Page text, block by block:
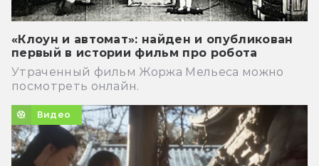
«Клоун и автомат»: найден и опубликован
первый в истории фильм про робота
Утраченный фильм Жоржа Мельеса можно
посмотреть онлайн.
Видео